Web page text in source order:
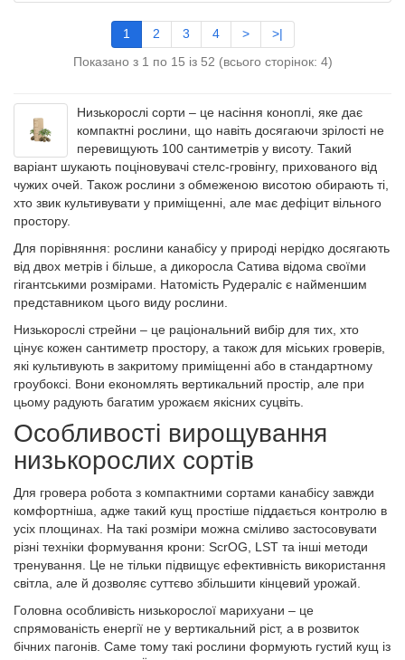
1 2 3 4 >
>|
Показано з 1 по 15 із 52 (всього сторінок: 4)
Низькорослі сорти – це насіння коноплі, яке дає
компактні рослини, що навіть досягаючи зрілості не
перевищують 100 сантиметрів у висоту. Такий
варіант шукають поціновувачі стелс-гровінгу, прихованого від
чужих очей. Також рослини з обмеженою висотою обирають ті,
хто звик культивувати у приміщенні, але має дефіцит вільного
простору.
Для порівняння: рослини канабісу у природі нерідко досягають
від двох метрів і більше, а дикоросла Сатива відома своїми
гігантськими розмірами. Натомість Рудераліс є найменшим
представником цього виду рослини.
Низькорослі стрейни – це раціональний вибір для тих, хто
цінує кожен сантиметр простору, а також для міських гроверів,
які культивують в закритому приміщенні або в стандартному
гроубоксі. Вони економлять вертикальний простір, але при
цьому радують багатим урожаєм якісних суцвіть.
Особливості вирощування
низькорослих сортів
Для гровера робота з компактними сортами канабісу завжди
комфортніша, адже такий кущ простіше піддається контролю в
усіх площинах. На такі розміри можна сміливо застосовувати
різні техніки формування крони: ScrOG, LST та інші методи
тренування. Це не тільки підвищує ефективність використання
світла, але й дозволяє суттєво збільшити кінцевий урожай.
Головна особливість низькорослої марихуани – це
спрямованість енергії не у вертикальний ріст, а в розвиток
бічних пагонів. Саме тому такі рослини формують густий кущ із